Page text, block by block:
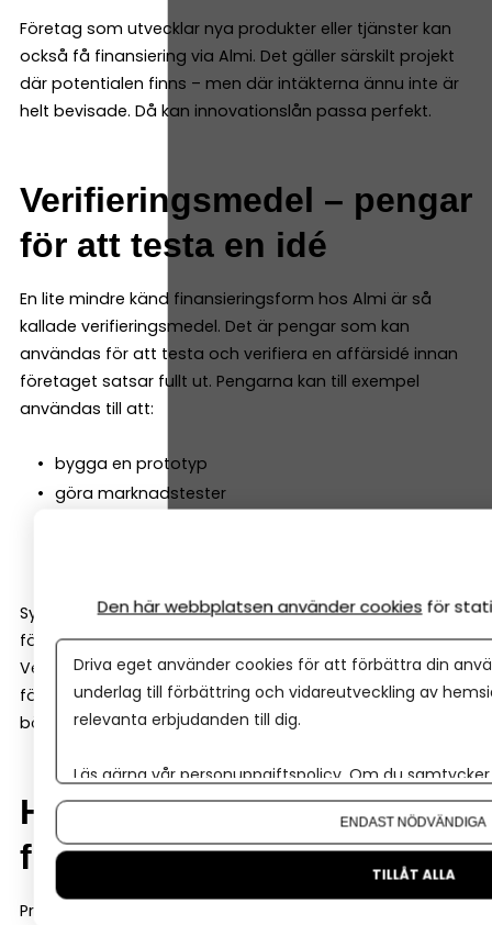
Företag som utvecklar nya produkter eller tjänster kan
också få finansiering via Almi. Det gäller särskilt projekt
där potentialen finns – men där intäkterna ännu inte är
helt bevisade. Då kan innovationslån passa perfekt.
Verifieringsmedel – pengar
för att testa en idé
En lite mindre känd finansieringsform hos Almi är så
kallade verifieringsmedel. Det är pengar som kan
användas för att testa och verifiera en affärsidé innan
företaget satsar fullt ut. Pengarna kan till exempel
användas till att:
bygga en prototyp
göra marknadstester
Syftet är att minska risken i tidiga projekt genom att
först ta reda på om idén faktiskt fungerar i praktiken.
Verifieringsmedel är alltså inte till för att bygga ett helt
företag – utan för att ta reda på om affären håller. Och
bäst av allt – de behöver normalt inte betalas tillbaka.
Hur ansöker man om
finansiering hos Almi?
Processen börjar ofta med ett möte med en rådgivare.
Den här webbplatsen använder cookies för
Driva eget använder cookies för att förbättra din
underlag till förbättring och vidareutveckling av
relevanta erbjudanden till dig.
Läs gärna vår personuppgiftspolicy. Om du
Om du vill ändra ditt val i efterhand hittar du den
ENDAST NÖDVÄNDIGA
TILLÅT ALLA